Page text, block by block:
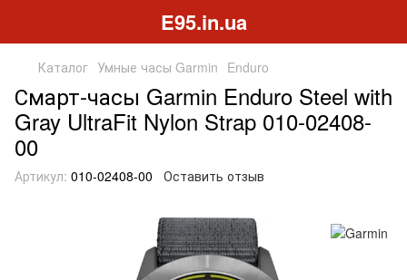
E95.in.ua
Каталог Умные часы Garmin Enduro
Смарт-часы Garmin Enduro Steel with
Gray UltraFit Nylon Strap 010-02408-
00
Артикул: 010-02408-00 Оставить отзыв